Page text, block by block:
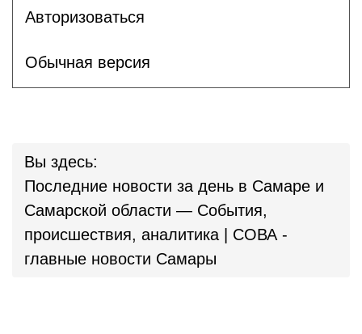
Авторизоваться
Обычная версия
Вы здесь:
Последние новости за день в Самаре и
Самарской области — События,
происшествия, аналитика | СОВА -
главные новости Самары